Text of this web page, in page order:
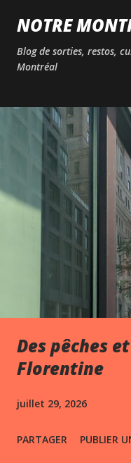
Passer
NOTRE
Blog de sorties, restos,
Montréal
Des pêches
Florentine
juillet 29, 2026
PARTAGER PUBLIER